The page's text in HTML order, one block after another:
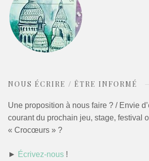
NOUS ÉCRIRE / ÊTRE INFORMÉ
Une proposition à nous faire ? / Envie
courant du prochain jeu, stage, festival
« Crocœurs » ?
► Écrivez-nous !